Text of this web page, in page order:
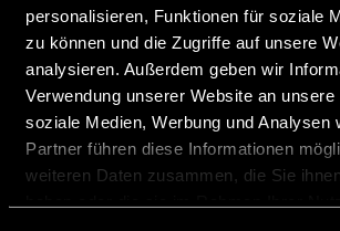
personalisieren, Funktionen für soziale
zu können und die Zugriffe auf unsere
analysieren. Außerdem geben wir
Verwendung unserer Website an
soziale Medien, Werbung und Analysen
Partner führen diese Informationen
weiteren Daten zusammen, die Sie
Size [inch]: 1.1"
Resolution:96 x 64
Active Area [mm]:22.53 x
Module size [mm]:29.00 x
Interface:I²C
Color:Yellow, White